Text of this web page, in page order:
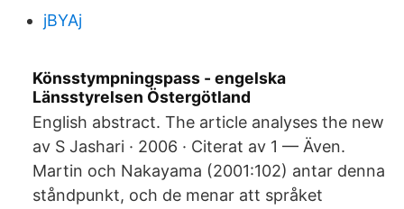
jBYAj
Könsstympningspass - engelska
Länsstyrelsen Östergötland
English abstract. The article analyses the new
av S Jashari · 2006 · Citerat av 1 — Även.
Martin och Nakayama (2001:102) antar denna
ståndpunkt, och de menar att språket